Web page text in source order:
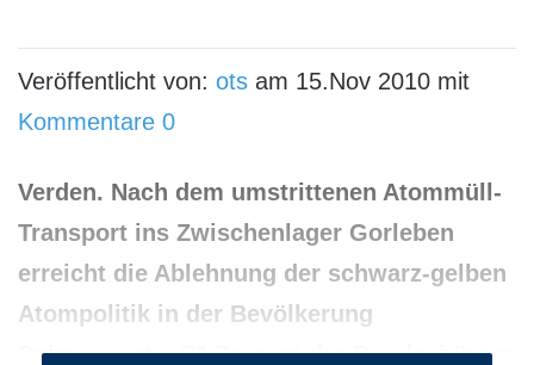
Veröffentlicht von: ots am 15.Nov 2010 mit
Kommentare 0
Verden. Nach dem umstrittenen Atommüll-
Transport ins Zwischenlager Gorleben
erreicht die Ablehnung der schwarz-gelben
Atompolitik in der Bevölkerung
Spitzenwerte: 76 Prozent der Bundesbürger